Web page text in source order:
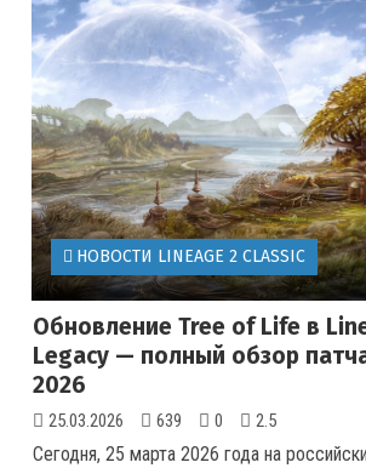
НОВОСТИ LINEAGE 2 CLASSIC
Обновление Tree of Life в
Legacy — полный обзор
2026
25.03.2026 639 0 2.5
Сегодня, 25 марта 2026 года на